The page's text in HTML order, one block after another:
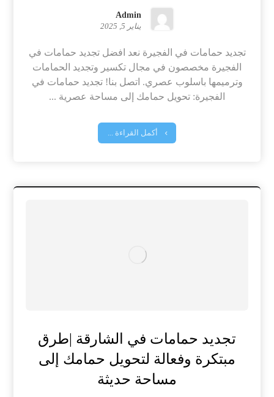
Admin
يناير 5, 2025
تجديد حمامات في الفجيرة نعد افضل تجديد حمامات في
الفجيرة مخصصون في مجال تكسير وتجديد الحمامات
وترميمها باسلوب عصري. اتصل بنا! تجديد حمامات في
الفجيرة: تحويل حمامك إلى مساحة عصرية ...
أكمل القراءة ...
تجديد حمامات في الشارقة |طرق
مبتكرة وفعالة لتحويل حمامك إلى
مساحة حديثة